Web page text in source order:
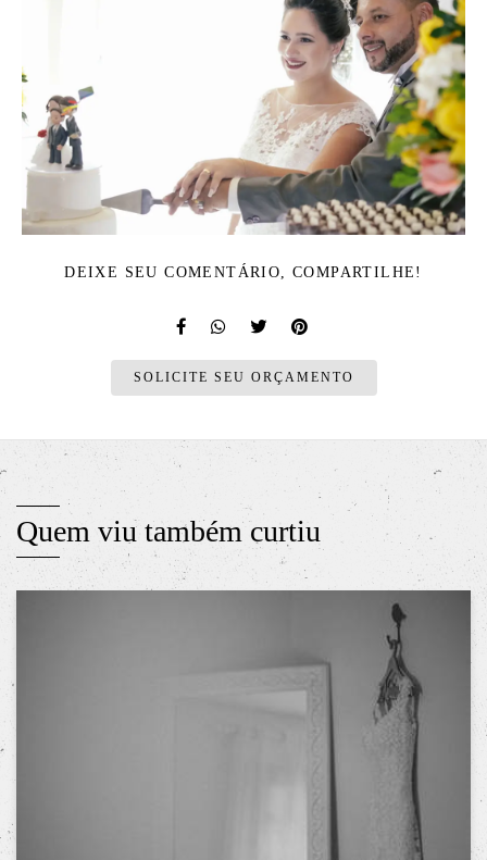
DEIXE SEU COMENTÁRIO, COMPARTILHE!
SOLICITE SEU ORÇAMENTO
Quem viu também curtiu